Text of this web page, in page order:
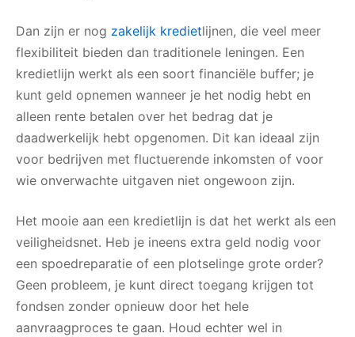
Dan zijn er nog zakelijk kredietlijnen, die veel meer
flexibiliteit bieden dan traditionele leningen. Een
kredietlijn werkt als een soort financiële buffer; je
kunt geld opnemen wanneer je het nodig hebt en
alleen rente betalen over het bedrag dat je
daadwerkelijk hebt opgenomen. Dit kan ideaal zijn
voor bedrijven met fluctuerende inkomsten of voor
wie onverwachte uitgaven niet ongewoon zijn.
Het mooie aan een kredietlijn is dat het werkt als een
veiligheidsnet. Heb je ineens extra geld nodig voor
een spoedreparatie of een plotselinge grote order?
Geen probleem, je kunt direct toegang krijgen tot
fondsen zonder opnieuw door het hele
aanvraagproces te gaan. Houd echter wel in